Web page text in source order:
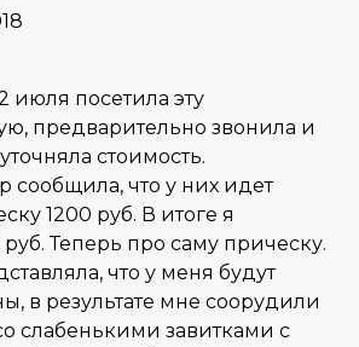
июля посетила эту
предварительно звонила и
стоимость.
сообщила, что у них идет
1200 руб. В итоге я
руб. Теперь про саму прическу.
что у меня будут
в результате мне соорудили
слабенькими завитками с